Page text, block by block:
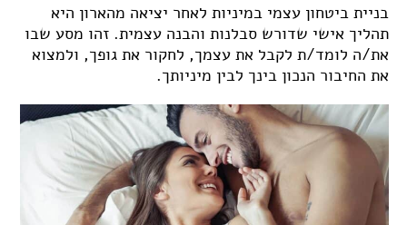
בניית ביטחון עצמי במיניות לאחר יציאה מהארון היא
תהליך אישי שדורש סבלנות והבנה עצמית. זהו מסע שבו
את/ה לומד/ת לקבל את עצמך, לחקור את גופך, ולמצוא
את החיבור הנכון בינך לבין מיניותך.